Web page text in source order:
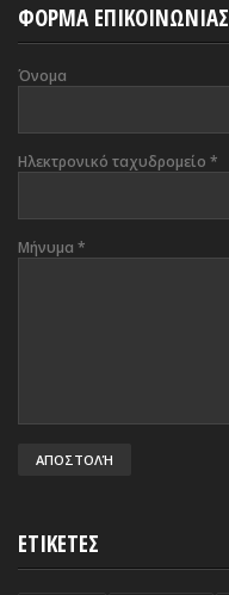
ΦΟΡΜΑ ΕΠΙΚΟΙΝΩΝΙΑΣ
Όνομα
Ηλεκτρονικό ταχυδρομείο *
Μήνυμα *
ΕΤΙΚΕΤΕΣ